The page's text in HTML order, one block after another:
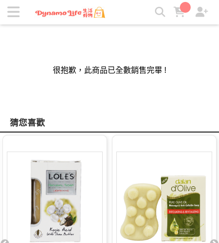
吸引力｜生活好物 | 吸引力生活好物
很抱歉，此商品已全數銷售完畢 !
猜您喜歡